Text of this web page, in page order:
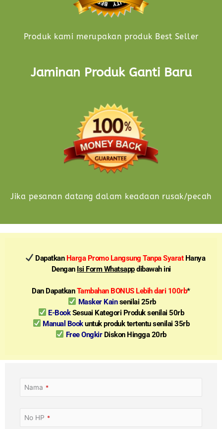
Produk kami merupakan produk Best Seller
Jaminan Produk Ganti Baru
Jika pesanan datang dalam keadaan rusak/pecah
Dapatkan Harga Promo Langsung Tanpa Syarat Hanya
Dengan Isi Form Whatsappdibawah ini
Dan DapatkanTambahan BONUS Lebih dari 100rb*
Masker Kainsenilai 25rb
E-BookSesuai Kategori Produk senilai 50rb
Manual Bookuntuk produk tertentu senilai 35rb
Free OngkirDiskon Hingga 20rb
Nama *
No HP *